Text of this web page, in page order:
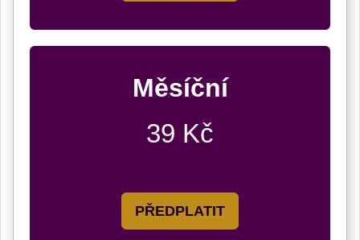
Měsíční
39 Kč
PŘEDPLATIT